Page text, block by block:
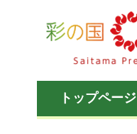
彩の国 埼玉県
トップページ